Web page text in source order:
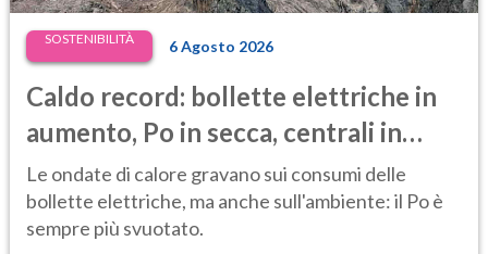
SOSTENIBILITÀ 6 Agosto 2026
Caldo record: bollette elettriche in
aumento, Po in secca, centrali in
difficoltà e prezzi dell’energia ai
massimi
Le ondate di calore gravano sui consumi delle
bollette elettriche, ma anche sull'ambiente: il Po è
sempre più svuotato.